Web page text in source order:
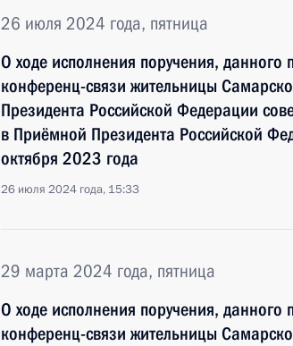
26 июля 2024 года, пятница
О ходе исполнения поручения,
конференц-связи жительницы
Президента Российской Федерации
в Приёмной Президента Российской
октября 2023 года
26 июля 2024 года, 15:33
29 марта 2024 года, пятница
О ходе исполнения поручения,
конференц-связи жительницы